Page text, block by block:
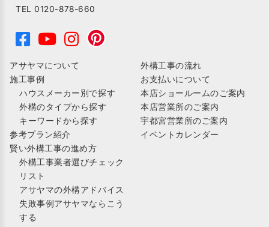
TEL 0120-878-660
アサヤマについて
施工事例
ハウスメーカー別で探す
外構のタイプから探す
キーワードから探す
参考プラン紹介
賢い外構工事の進め方
外構工事業者選びチェック
リスト
アサヤマの外構アドバイス
失敗事例アサヤマならこう
する
外構工事の流れ
お支払いについて
本店ショールームのご案内
本店営業所のご案内
宇都宮営業所のご案内
イベントカレンダー